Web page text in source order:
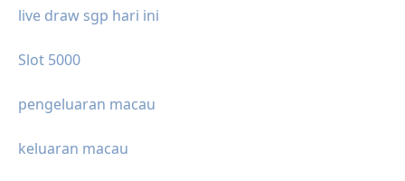
live draw sgp hari ini
Slot 5000
pengeluaran macau
keluaran macau